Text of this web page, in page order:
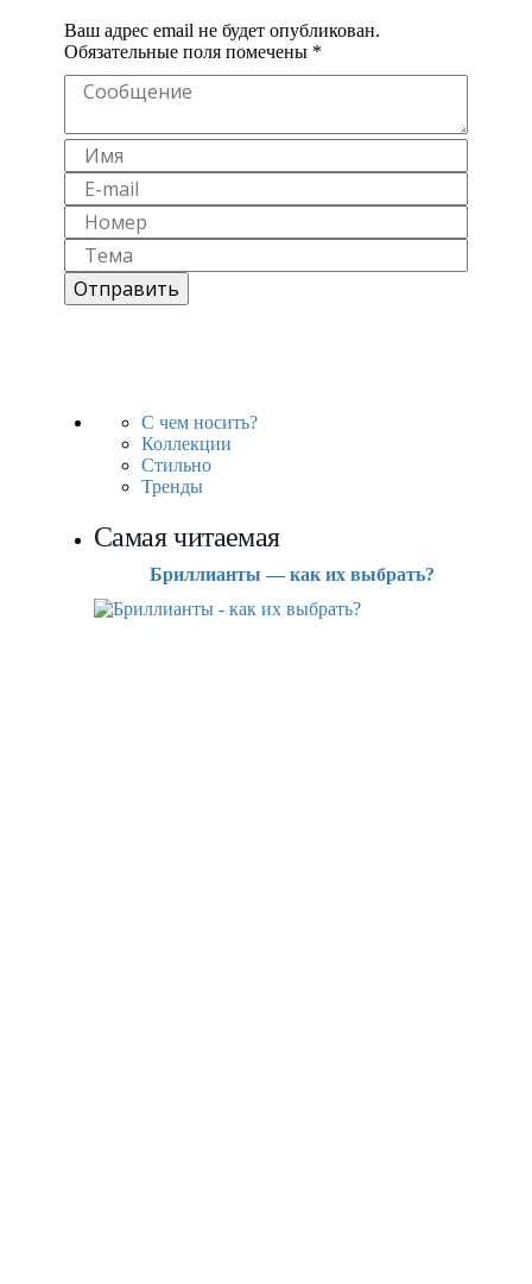
Ваш адрес email не будет опубликован.
Обязательные поля помечены *
С чем носить?
Коллекции
Стильно
Тренды
Самая читаемая
Бриллианты — как их выбрать?